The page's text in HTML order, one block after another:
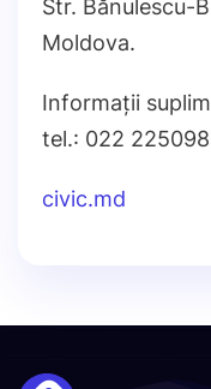
Str. Bănulescu-
Moldova.
Informații
tel.: 022
civic.md